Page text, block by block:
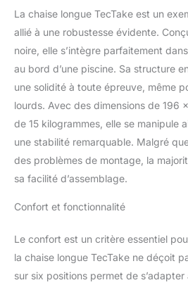
le
la
soit
pour
transat
moment.
l'utile à
tandis
stable
une
durable.
La chaise longue TecTake est un
allié à une robustesse évidente.
noire, elle s’intègre parfaitement
au bord d’une piscine. Sa structure
une solidité à toute épreuve, même
lourds. Avec des dimensions de 196
de 15 kilogrammes, elle se manipule
une stabilité remarquable. Malgré
des problèmes de montage, la
sa facilité d’assemblage.
Confort et fonctionnalité
Le confort est un critère essentiel
la chaise longue TecTake ne déçoit
sur six positions permet de